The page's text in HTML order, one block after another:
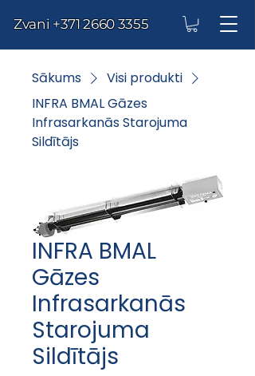
Zvani +371 2660 3355
Sākums
Visi produkti
INFRA BMAL Gāzes
Infrasarkanās Starojuma
Sildītājs
INFRA BMAL
Gāzes
Infrasarkanās
Starojuma
Sildītājs